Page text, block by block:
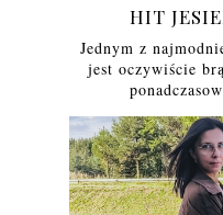
HIT
Jednym z
jest oczywiście